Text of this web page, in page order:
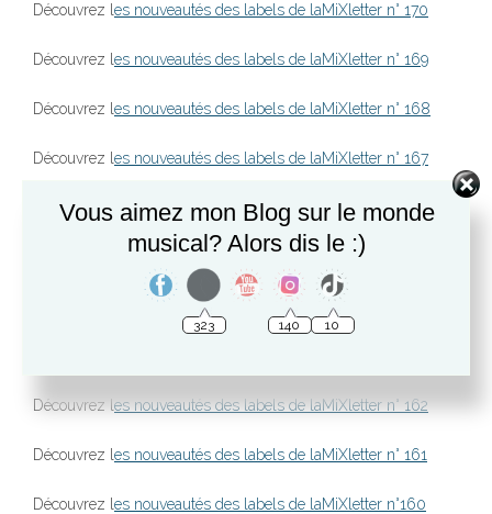
Découvrez l es nouveautés des labels de laMiXletter n° 170
Découvrez l es nouveautés des labels de laMiXletter n° 169
Découvrez l es nouveautés des labels de laMiXletter n° 168
Découvrez l es nouveautés des labels de laMiXletter n° 167
Découvrez l es nouveautés des labels de laMiXletter n° 166
es nouveautés des labels de laMiXletter n° 165
es nouveautés des labels de laMiXletter n° 164
Découvrez les nouveautés des labels de laMiXletter n° 162
Découvrez l es nouveautés des labels de laMiXletter n° 161
Découvrez l es nouveautés des labels de laMiXletter n°160
Vous aimez mon Blog sur le monde
musical? Alors dis le :)
323 140 10